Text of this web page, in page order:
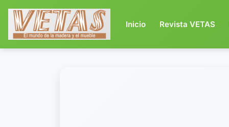
Inicio(current)
Revista VETAS